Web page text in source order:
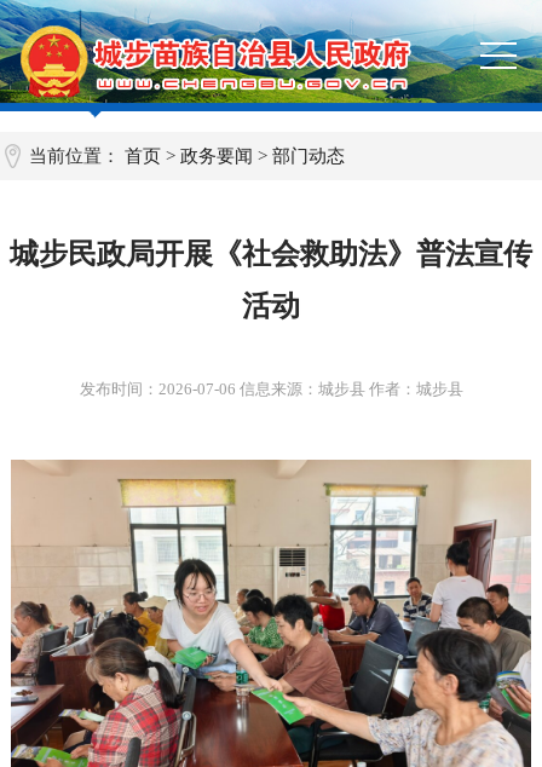
当前位置：首页 >政务要闻 >部门动态
城步民政局开展《社会救助法》普法宣传
活动
发布时间： 2026-07-06 信息来源：城步县 作者：城步县